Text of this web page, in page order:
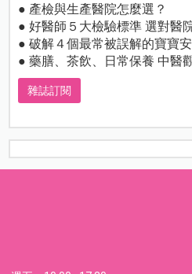
● 產檢與生產醫院怎麼選？
● 好醫師５大檢驗標準 選對醫
● 破解４個最常被誤解的寶寶
● 藥膳、茶飲、日常保養 中醫
雜誌訂閱